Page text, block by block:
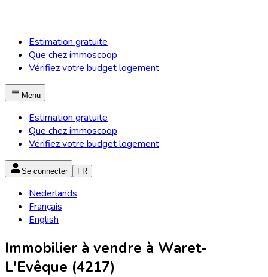
Estimation gratuite
Que chez immoscoop
Vérifiez votre budget logement
Menu
Estimation gratuite
Que chez immoscoop
Vérifiez votre budget logement
Se connecter FR
Nederlands
Français
English
Immobilier à vendre à Waret-
L'Evêque (4217)